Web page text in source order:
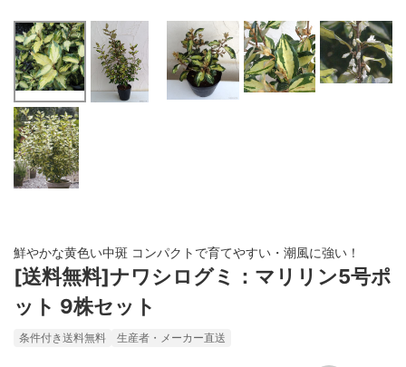
鮮やかな黄色い中斑 コンパクトで育てやすい・潮風に強い！
[送料無料]ナワシログミ：マリリン5号ポ
ット 9株セット
条件付き送料無料 生産者・メーカー直送